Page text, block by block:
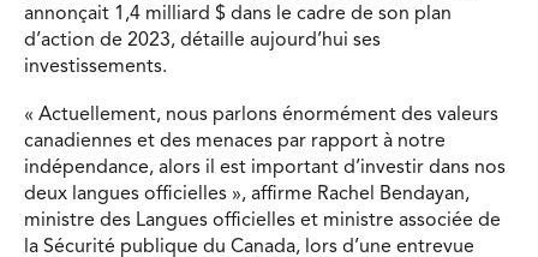
annonçait 1,4 milliard $ dans le cadre de son plan
d’action de 2023, détaille aujourd’hui ses
investissements.
« Actuellement, nous parlons énormément des valeurs
canadiennes et des menaces par rapport à notre
indépendance, alors il est important d’investir dans nos
deux langues officielles », affirme Rachel Bendayan,
ministre des Langues officielles et ministre associée de
la Sécurité publique du Canada, lors d’une entrevue